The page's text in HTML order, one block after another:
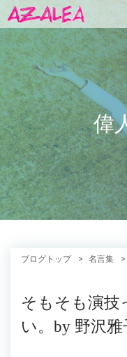
偉
ブログトップ 名言集
そもそも演技
い。by 野沢雅